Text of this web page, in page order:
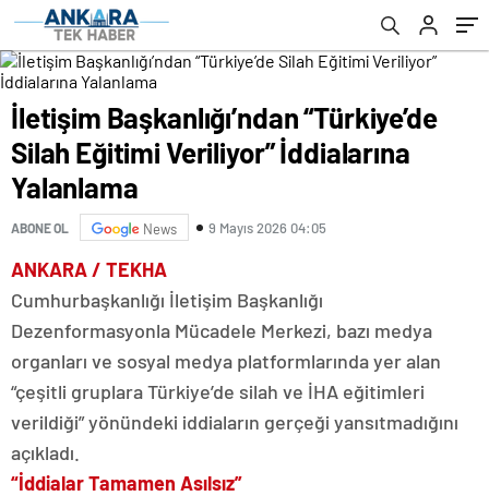
İletişim Başkanlığı’ndan “Türkiye’de
Silah Eğitimi Veriliyor” İddialarına
Yalanlama
ABONE OL News 9 Mayıs 2026 04:05
ANKARA / TEKHA
Cumhurbaşkanlığı İletişim Başkanlığı
Dezenformasyonla Mücadele Merkezi, bazı medya
organları ve sosyal medya platformlarında yer alan
“çeşitli gruplara Türkiye’de silah ve İHA eğitimleri
verildiği” yönündeki iddiaların gerçeği yansıtmadığını
açıkladı.
“İddialar Tamamen Asılsız”